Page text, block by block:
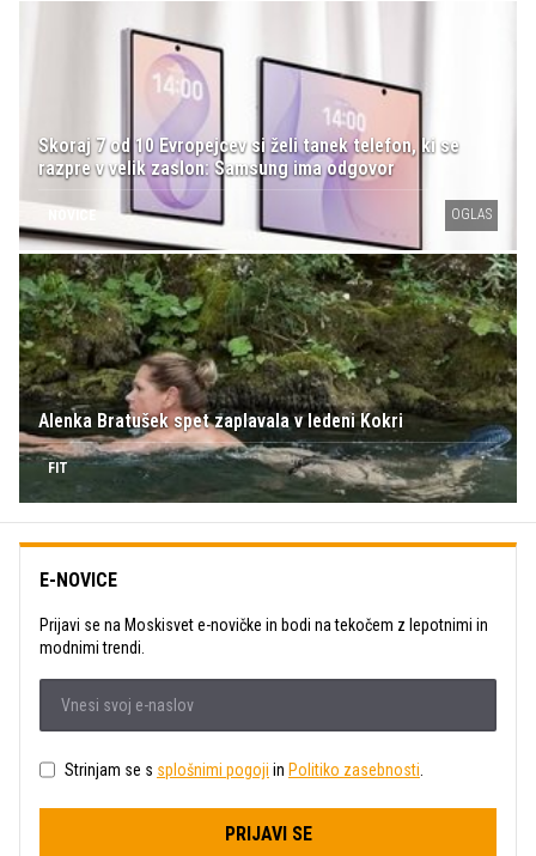
Skoraj 7 od 10 Evropejcev si želi tanek telefon, ki se
razpre v velik zaslon: Samsung ima odgovor
OGLAS
Alenka Bratušek spet zaplavala v ledeni Kokri
FIT
E-NOVICE
Prijavi se na Moskisvet e-novičke in bodi na tekočem z lepotnimi in
modnimi trendi.
Strinjam se s splošnimi pogoji in Politiko zasebnosti
PRIJAVI SE